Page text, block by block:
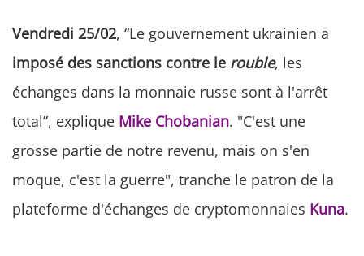
Vendredi 25/02, “Le gouvernement ukrainien a
imposé des sanctions contre le rouble, les
échanges dans la monnaie russe sont à l'arrêt
total”, explique Mike Chobanian. "C'est une
grosse partie de notre revenu, mais on s'en
moque, c'est la guerre", tranche le patron de la
plateforme d'échanges de cryptomonnaies Kuna.